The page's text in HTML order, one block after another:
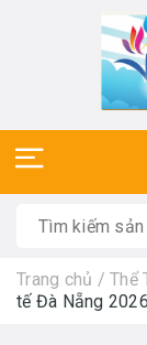
Trang chủ / Thể
tế Đà Nẵng